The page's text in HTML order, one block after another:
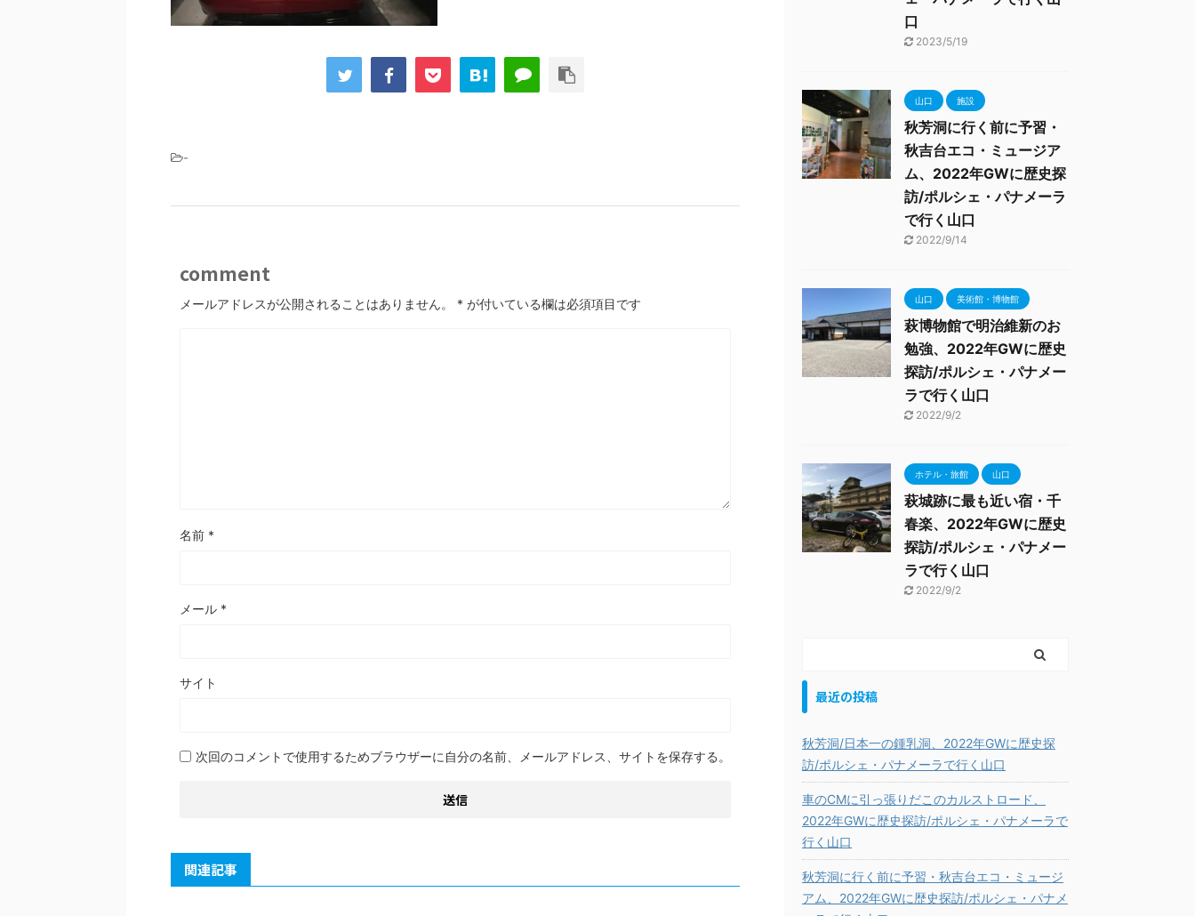
-
comment
メールアドレスが公開されることはありません。 * が付いている欄は必須項目です
名前 *
メール *
サイト
次回のコメントで使用するためブラウザーに自分の名前、メールアドレス、サイトを保存する。
関連記事
口
2023/5/19
山口 施設
秋芳洞に行く前に予習・
秋吉台エコ・ミュージア
ム、2022年GWに歴史探
訪/ポルシェ・パナメーラ
で行く山口
2022/9/14
山口 美術館・博物館
萩博物館で明治維新のお
勉強、2022年GWに歴史
探訪/ポルシェ・パナメー
ラで行く山口
2022/9/2
ホテル・旅館 山口
萩城跡に最も近い宿・千
春楽、2022年GWに歴史
探訪/ポルシェ・パナメー
ラで行く山口
2022/9/2
最近の投稿
秋芳洞/日本一の鍾乳洞、2022年GWに歴史探
訪/ポルシェ・パナメーラで行く山口
車のCMに引っ張りだこのカルストロード、
2022年GWに歴史探訪/ポルシェ・パナメーラで
行く山口
秋芳洞に行く前に予習・秋吉台エコ・ミュージ
アム、2022年GWに歴史探訪/ポルシェ・パナメ